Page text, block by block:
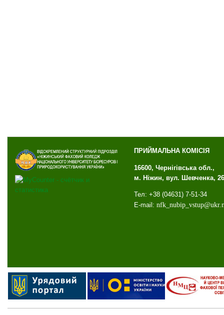
ПРИЙМАЛЬНА КОМІСІЯ
16600, Чернігівська обл.,
м. Ніжин, вул. Шевченка, 26
Тел: +38 (04631) 7-51-34
E-mail: nfk_ nubip_ vstup@ukr.